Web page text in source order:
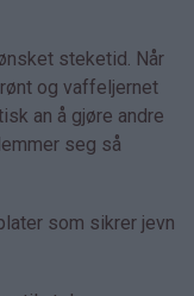
steketid. Når
og vaffeljernet
an å gjøre andre
seg så
som sikrer jevn